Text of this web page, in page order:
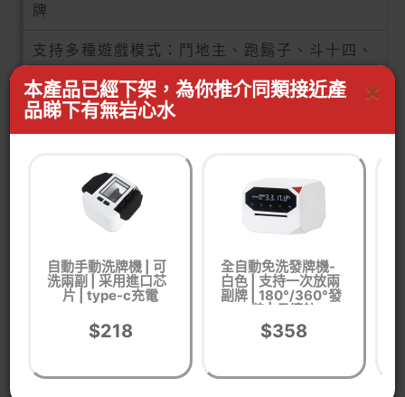
牌
支持多種遊戲模式：鬥地主、跑鬍子、斗十四、
鋤大地、麻將損蛋、德州、牛牛、UNO等
可額外加配叫牌器(+$50/一個，最多可同事配對
4個使用，可聯絡客服加配查詢)
產品參數
電池: 5000mAh
最大發牌數: 100副以上連續發
重量: 650g
充電方式: Type-C(5V)
×
本產品已經下架，為你推介同類接近產
品睇下有無岩心水
自動手動洗牌機 | 可
洗兩副 | 采用進口芯
片 | type-c充電
$218
全自動免洗發牌機-
白色 | 支持一次放兩
副牌 | 180°/360°發
牌 | 長續航
$358